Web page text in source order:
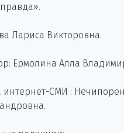
Лариса Викторовна.
Ермолина Алла
интернет-СМИ :